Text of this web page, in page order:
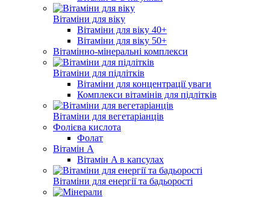
Вітаміни для віку
Вітаміни для віку 40+
Вітаміни для віку 50+
Вітамінно-мінеральні комплекси
Вітаміни для підлітків
Вітаміни для концентрації уваги
Комплекси вітамінів для підлітків
Вітаміни для вегетаріанців
Фолієва кислота
Фолат
Вітамін A
Вітамін A в капсулах
Вітаміни для енергії та бадьорості